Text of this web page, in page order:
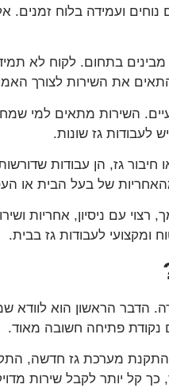
ועמידה בלוח
בתחום. לקוח לא
את השירות לצורך
השירות מתאים למי
לעבודות גז שונות.
גז, הן עבודות
של בעל הבית או
ומקצועי לעבודות גז בבית.
הראשון הוא לוודא
נקודת פתיחה חשובה מאוד.
מערכת גז חדשה,
קל יותר לקבל שירות